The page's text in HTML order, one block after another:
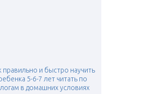
правильно и быстро научить
5-6-7 лет читать по
в домашних условиях